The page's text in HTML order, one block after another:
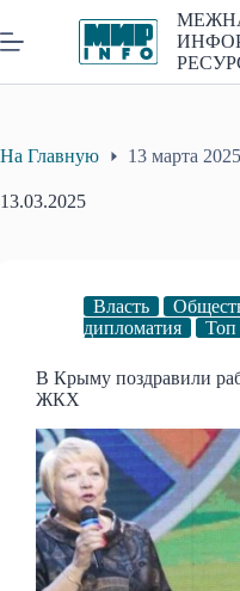
к
сути
На Главную 13 марта 2025
13.03.2025
Власть
дипломатия
Топ
В Крыму поздравили
ЖКХ